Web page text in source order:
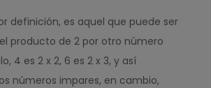
definición, es aquel que puede ser
producto de 2 por otro número
4 es 2 x 2, 6 es 2 x 3, y así
números impares, en cambio,